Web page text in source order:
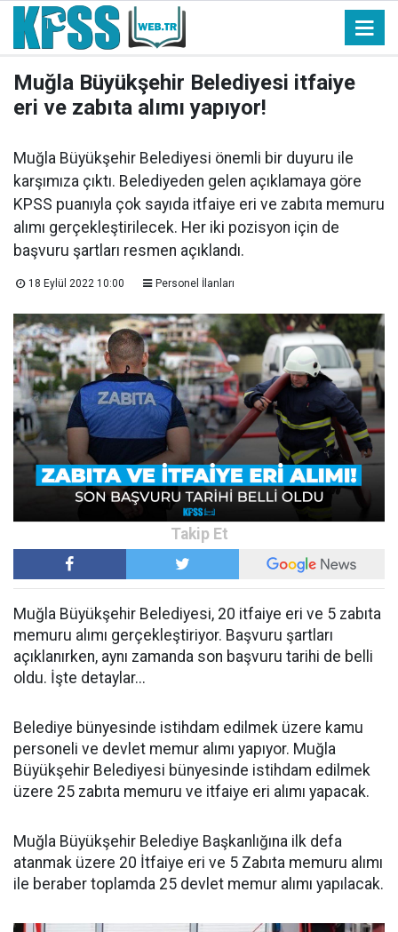
Muğla Büyükşehir Belediyesi itfaiye
eri ve zabıta alımı yapıyor!
Muğla Büyükşehir Belediyesi önemli bir duyuru ile
karşımıza çıktı. Belediyeden gelen açıklamaya göre
KPSS puanıyla çok sayıda itfaiye eri ve zabıta memuru
alımı gerçekleştirilecek. Her iki pozisyon için de
başvuru şartları resmen açıklandı.
18 Eylül 2022 10:00 Personel İlanları
Muğla Büyükşehir Belediyesi, 20 itfaiye eri ve 5 zabıta
memuru alımı gerçekleştiriyor. Başvuru şartları
açıklanırken, aynı zamanda son başvuru tarihi de belli
oldu. İşte detaylar...
Belediye bünyesinde istihdam edilmek üzere kamu
personeli ve devlet memur alımı yapıyor. Muğla
Büyükşehir Belediyesi bünyesinde istihdam edilmek
üzere 25 zabıta memuru ve itfaiye eri alımı yapacak.
Muğla Büyükşehir Belediye Başkanlığına ilk defa
atanmak üzere 20 İtfaiye eri ve 5 Zabıta memuru alımı
ile beraber toplamda 25 devlet memur alımı yapılacak.